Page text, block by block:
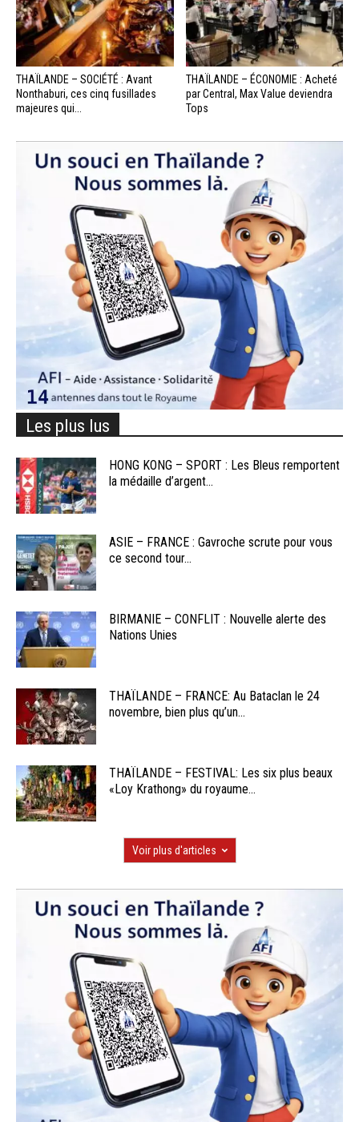
THAÏLANDE – SOCIÉTÉ : Avant
Nonthaburi, ces cinq fusillades
majeures qui...
THAÏLANDE – ÉCONOMIE : Acheté
par Central, Max Value deviendra
Tops
Les plus lus
HONG KONG – SPORT : Les Bleus remportent
la médaille d’argent...
ASIE – FRANCE : Gavroche scrute pour vous
ce second tour...
BIRMANIE – CONFLIT : Nouvelle alerte des
Nations Unies
THAÏLANDE – FRANCE: Au Bataclan le 24
novembre, bien plus qu’un...
THAÏLANDE – FESTIVAL: Les six plus beaux
«Loy Krathong» du royaume...
Voir plus d'articles